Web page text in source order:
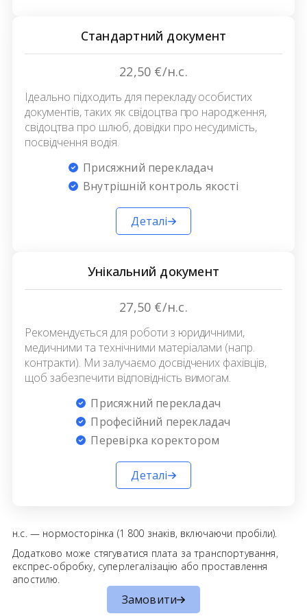
Стандартний документ
22,50 €/н.с.
Ідеально підходить для перекладу особистих
документів, таких як свідоцтва про народження,
свідоцтва про шлюб, довідки про несудимість,
посвідчення водія.
Присяжний перекладач
Внутрішній контроль якості
Деталі
Унікальний документ
27,50 €/н.с.
Рекомендується для роботи з юридичними,
медичними та технічними матеріалами (напр.
контракти). Ми залучаємо досвідчених фахівців,
щоб забезпечити відповідність вимогам.
Присяжний перекладач
Професійний перекладач
Перевірка коректором
Деталі
н.с. — нормосторінка (1 800 знаків, включаючи пробіли).
Додатково може стягуватися плата за транспортування,
експрес-обробку, суперлегалізацію або проставлення
апостилю.
Замовити